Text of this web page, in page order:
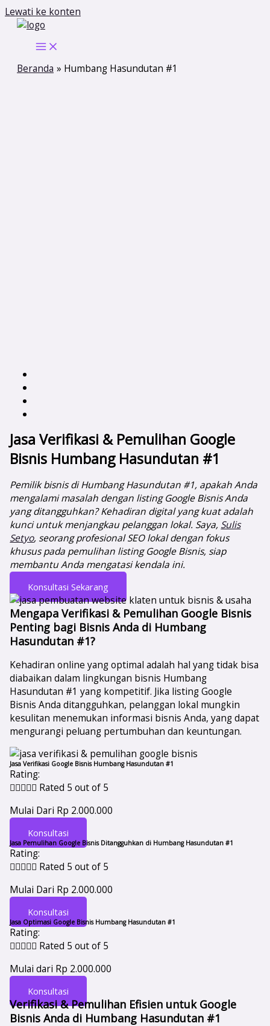
Lewati ke konten
Beranda Humbang Hasundutan #1
Jasa Verifikasi & Pemulihan Google
Bisnis Humbang Hasundutan #1
Pemilik bisnis di Humbang Hasundutan #1, apakah Anda
mengalami masalah dengan listing Google Bisnis Anda
yang ditangguhkan? Kehadiran digital yang kuat adalah
kunci untuk menjangkau pelanggan lokal. Saya, Sulis
Setyo, seorang profesional SEO lokal dengan fokus
khusus pada pemulihan listing Google Bisnis, siap
membantu Anda mengatasi kendala ini.
Konsultasi Sekarang
Mengapa Verifikasi & Pemulihan Google Bisnis
Penting bagi Bisnis Anda di Humbang
Hasundutan #1?
Kehadiran online yang optimal adalah hal yang tidak bisa
diabaikan dalam lingkungan bisnis Humbang
Hasundutan #1 yang kompetitif. Jika listing Google
Bisnis Anda ditangguhkan, pelanggan lokal mungkin
kesulitan menemukan informasi bisnis Anda, yang dapat
mengurangi peluang pertumbuhan dan keuntungan.
Jasa Verifikasi Google Bisnis Humbang Hasundutan #1
Rating:
 Rated 5 out of 5
Mulai Dari Rp 2.000.000
Konsultasi
Jasa Pemulihan Google Bisnis Ditangguhkan di Humbang Hasundutan #1
Rating:
 Rated 5 out of 5
Mulai Dari Rp 2.000.000
Konsultasi
Jasa Optimasi Google Bisnis Humbang Hasundutan #1
Rating:
 Rated 5 out of 5
Mulai dari Rp 2.000.000
Konsultasi
Verifikasi & Pemulihan Efisien untuk Google
Bisnis Anda di Humbang Hasundutan #1